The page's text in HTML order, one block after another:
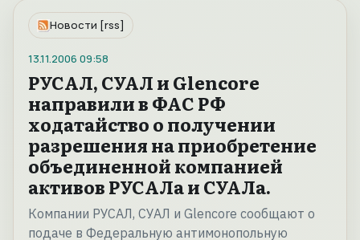
Новости [rss]
13.11.2006 09:58
РУСАЛ, СУАЛ и Glencore
направили в ФАС РФ
ходатайство о получении
разрешения на приобретение
объединенной компанией
активов РУСАЛа и СУАЛа.
Компании РУСАЛ, СУАЛ и Glencore сообщают о
подаче в Федеральную антимонопольную